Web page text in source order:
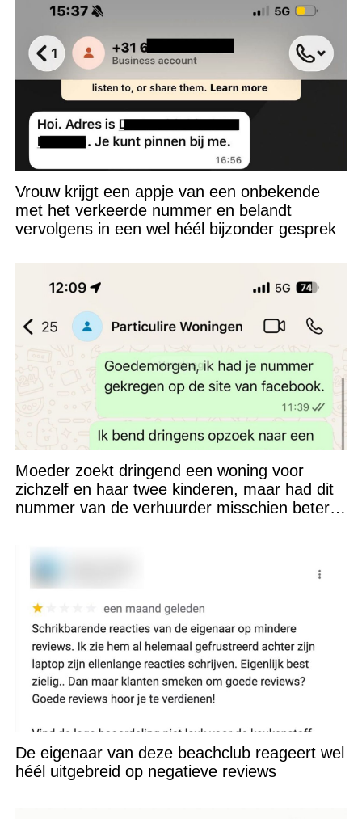
Vrouw krijgt een appje van een onbekende
met het verkeerde nummer en belandt
vervolgens in een wel héél bijzonder gesprek
Moeder zoekt dringend een woning voor
zichzelf en haar twee kinderen, maar had dit
nummer van de verhuurder misschien beter
De eigenaar van deze beachclub reageert wel
héél uitgebreid op negatieve reviews